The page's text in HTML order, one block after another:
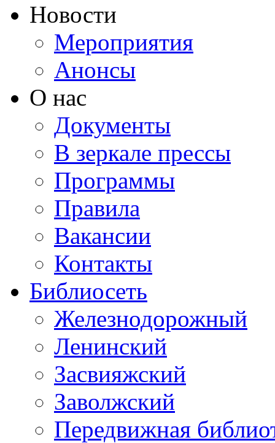
Новости
Мероприятия
Анонсы
О нас
Документы
В зеркале прессы
Программы
Правила
Вакансии
Контакты
Библиосеть
Железнодорожный
Ленинский
Засвияжский
Заволжский
Передвижная